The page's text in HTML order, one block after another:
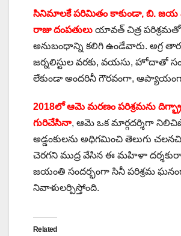
సినిమాలకే పరిమితం కాకుండా, బి. జయ
రాజు దంపతులు యావత్ చిత్ర పరిశ్రమతో
అనుబంధాన్ని కలిగి ఉండేవారు. అగ్ర
జర్నలిస్టుల వరకు, వయసు, హోదాతో
లేకుండా అందరినీ గౌరవంగా,
2018లో ఆమె మరణం పరిశ్రమను
గురిచేసినా, ఆమె ఒక మార్గదర్శిగా
అడ్డంకులను అధిగమించి తెలుగు
చెరగని ముద్ర వేసిన ఈ మహిళా
జయంతి సందర్భంగా సినీ పరిశ్రమ
నివాళులర్పిస్తోంది.
Related